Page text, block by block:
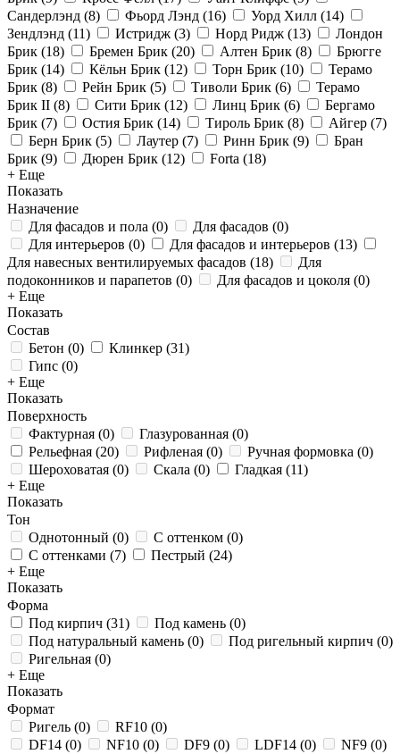
Сандерлэнд (8) Фьорд Лэнд (16) Уорд Хилл (14)
Зендлэнд (11) Истридж (3) Норд Ридж (13)
Лондон
Брик (18) Бремен Брик (20) Алтен Брик (8)
Брюгге
Брик (14) Кёльн Брик (12) Торн Брик (10)
Терамо
Брик (8) Рейн Брик (5) Тиволи Брик (6)
Терамо
Брик II (8) Сити Брик (12) Линц Брик (6)
Бергамо
Брик (7) Остия Брик (14) Тироль Брик (8) Айгер (7)
Берн Брик (5) Лаутер (7) Ринн Брик (9)
Бран
Брик (9) Дюрен Брик (12) Forta (18)
+ Еще
Показать
Назначение
Для фасадов и пола (0) Для фасадов (0)
Для интерьеров (0) Для фасадов и интерьеров (13)
Для навесных вентилируемых фасадов (18)
Для
подоконников и парапетов (0) Для фасадов и цоколя (0)
+ Еще
Показать
Состав
Бетон (0) Клинкер (31)
Гипс (0)
+ Еще
Показать
Поверхность
Фактурная (0) Глазурованная (0)
Рельефная (20) Рифленая (0) Ручная формовка (0)
Шероховатая (0) Скала (0) Гладкая (11)
+ Еще
Показать
Тон
Однотонный (0) С оттенком (0)
С оттенками (7) Пестрый (24)
+ Еще
Показать
Форма
Под кирпич (31) Под камень (0)
Под натуральный камень (0) Под ригельный кирпич (0)
Ригельная (0)
+ Еще
Показать
Формат
Ригель (0) RF10 (0)
DF14 (0) NF10 (0) DF9 (0) LDF14 (0) NF9 (0)